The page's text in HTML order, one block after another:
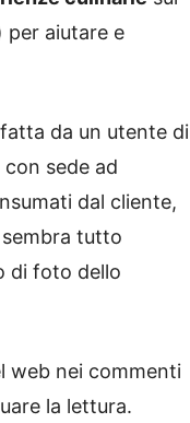
per aiutare e
fatta da un utente di
con sede ad
dal cliente,
sembra tutto
di foto dello
web nei commenti
la lettura.